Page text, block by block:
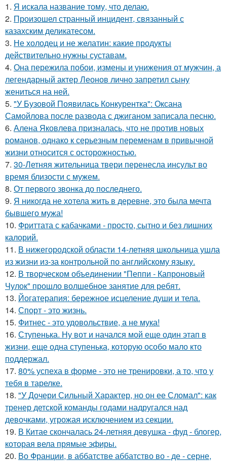
1. Я искала название тому, что делаю.
2. Произошел странный инцидент, связанный с
казахским деликатесом.
3. Не холодец и не желатин: какие продукты
действительно нужны суставам.
4. Она пережила побои, измены и унижения от мужчин, а
легендарный актер Леонов лично запретил сыну
жениться на ней.
5. "У Бузовой Появилась Конкурентка": Оксана
Самойлова после развода с джиганом записала песню.
6. Алена Яковлева призналась, что не против новых
романов, однако к серьезным переменам в привычной
жизни относится с осторожностью.
7. 30-Летняя жительница твери перенесла инсульт во
время близости с мужем.
8. От первого звонка до последнего.
9. Я никогда не хотела жить в деревне, это была мечта
бывшего мужа!
10. Фриттата с кабачками - просто, сытно и без лишних
калорий.
11. В нижегородской области 14-летняя школьница ушла
из жизни из-за контрольной по английскому языку.
12. В творческом объединении "Пеппи - Капроновый
Чулок" прошло волшебное занятие для ребят.
13. Йогатерапия: бережное исцеление души и тела.
14. Спорт - это жизнь.
15. Фитнес - это удовольствие, а не мука!
16. Ступенька. Ну вот и начался мой еще один этап в
жизни, еще одна ступенька, которую особо мало кто
поддержал.
17. 80% успеха в форме - это не тренировки, а то, что у
тебя в тарелке.
18. "У Дочери Сильный Характер, но он ее Сломал": как
тренер детской команды годами надругался над
девочками, угрожая исключением из секции.
19. В Китае скончалась 24-летняя девушка - фуд - блогер,
которая вела прямые эфиры.
20. Во Франции, в аббатстве аббатство во - де - серне,